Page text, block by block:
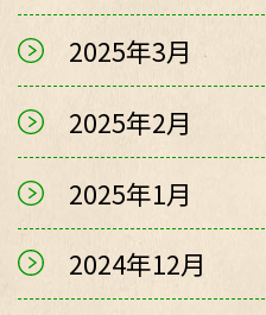
2025年3月
2025年2月
2025年1月
2024年12月